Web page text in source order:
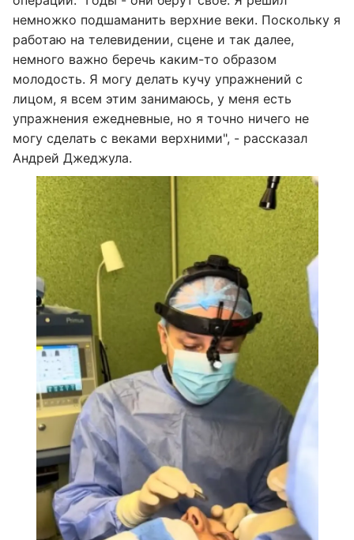
немножко подшаманить верхние веки. Поскольку я
работаю на телевидении, сцене и так далее,
немного важно беречь каким-то образом
молодость. Я могу делать кучу упражнений с
лицом, я всем этим занимаюсь, у меня есть
упражнения ежедневные, но я точно ничего не
могу сделать с веками верхними", - рассказал
Андрей Джеджула.